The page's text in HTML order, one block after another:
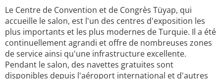
Le Centre de Convention et de Congrès Tüyap, qui
accueille le salon, est l'un des centres d'exposition les
plus importants et les plus modernes de Turquie. Il a été
continuellement agrandi et offre de nombreuses zones
de service ainsi qu'une infrastructure excellente.
Pendant le salon, des navettes gratuites sont
disponibles depuis l'aéroport international et d'autres